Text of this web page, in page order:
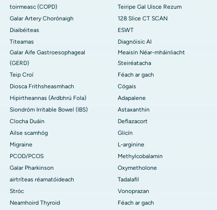
toirmeasc (COPD)
Galar Artery Chorónaigh
Diaibéiteas
Titeamas
Galar Aife Gastroesophageal
(GERD)
Teip Croí
Diosca Frithsheasmhach
Hipirtheannas (Ardbhrú Fola)
Siondróm Irritable Bowel (IBS)
Clocha Duáin
Ailse scamhóg
Migraine
PCOD/PCOS
Galar Pharkinson
airtríteas réamatóideach
Stróc
Neamhoird Thyroid
Teiripe Gal Uisce Rezum
128 Slice CT SCAN
ESWT
Diagnóisic AI
Meaisín Néar-mháinliacht
Steiréatacha
Féach ar gach
Cógais
Adapalene
Astaxanthin
Deflazacort
Glicín
L-arginine
Methylcobalamin
Oxymetholone
Tadalafil
Vonoprazan
Féach ar gach